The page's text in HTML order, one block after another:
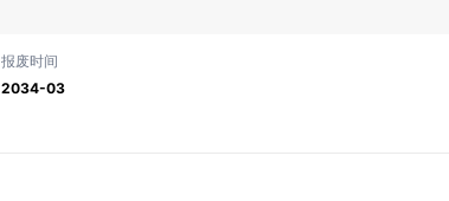
报废时间
2034-03